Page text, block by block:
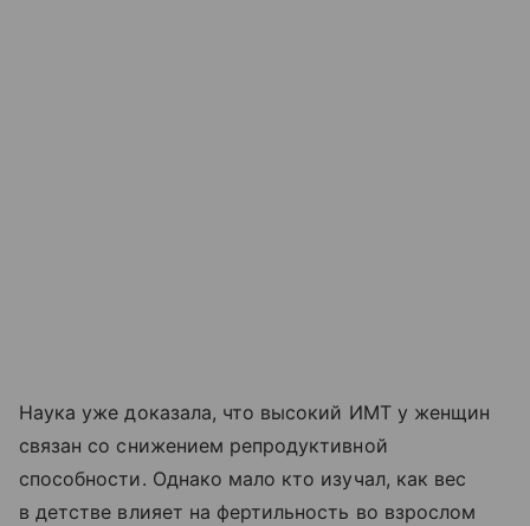
Наука уже доказала, что высокий ИМТ у женщин
связан со снижением репродуктивной
способности. Однако мало кто изучал, как вес
в детстве влияет на фертильность во взрослом